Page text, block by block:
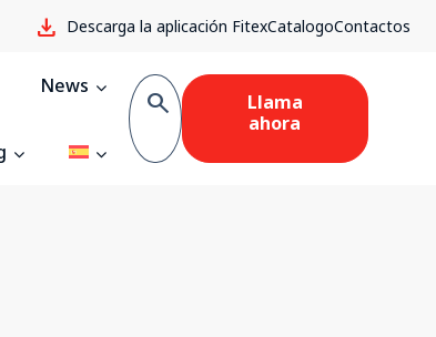
download Descarga la aplicación FitexCatalogoContactos
News search
Llama
ahora